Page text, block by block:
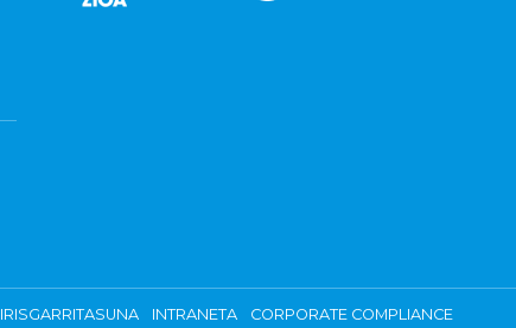
IRISGARRITASUNA INTRANETA CORPORATE COMPLIANCE